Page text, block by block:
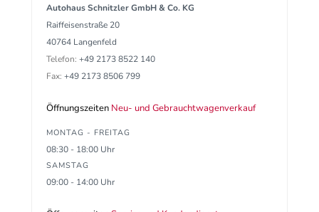
Autohaus Schnitzler GmbH & Co. KG
Raiffeisenstraße 20
40764 Langenfeld
Telefon: +49 2173 8522 140
Fax: +49 2173 8506 799
Öffnungszeiten Neu- und Gebrauchtwagenverkauf
MONTAG - FREITAG
08:30 - 18:00 Uhr
SAMSTAG
09:00 - 14:00 Uhr